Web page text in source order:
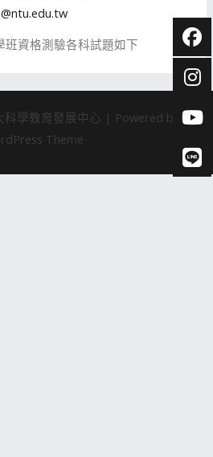
班資格測驗各科試題如下
學教育發展中心 | Powered by Astra
Theme